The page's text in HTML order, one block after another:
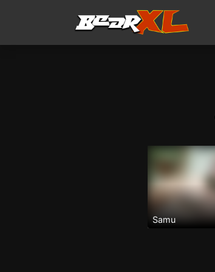
Samu